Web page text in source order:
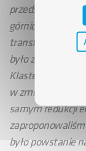
przedsięwzięciu
górnicza
transformacji, w
było
Klaster
w zmniejszeniu
samym redukcji
było powstanie